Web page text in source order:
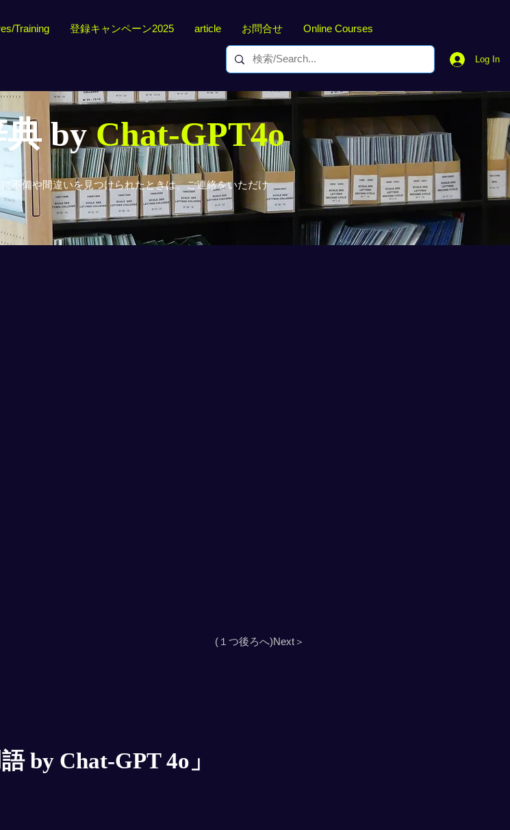
Training 登録キャンペーン2025 article お問合せ Online Courses
Log In
典 byChat-GPT4o
不備や間違いを見つけられたときは、ご連絡をいただけ
(１つ後ろへ)Next＞
by Chat-GPT 4o」